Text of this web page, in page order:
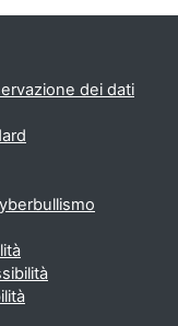
dei dati